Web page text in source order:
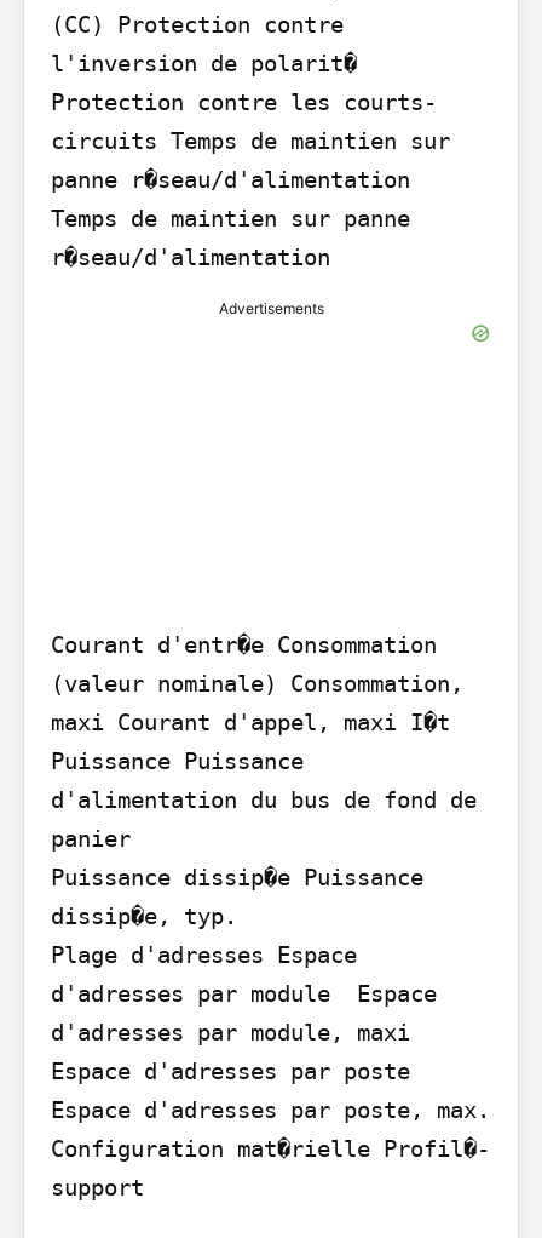
(CC) Protection contre
l'inversion de polarit�
Protection contre les courts-
circuits Temps de maintien sur
panne r�seau/d'alimentation
Temps de maintien sur panne
r�seau/d'alimentation
Advertisements
Courant d'entr�e Consommation
(valeur nominale) Consommation,
maxi Courant d'appel, maxi I�t
Puissance Puissance
d'alimentation du bus de fond de
panier
Puissance dissip�e Puissance
dissip�e, typ.
Plage d'adresses Espace
d'adresses par module  Espace
d'adresses par module, maxi
Espace d'adresses par poste
Espace d'adresses par poste, max.
Configuration mat�rielle Profil�-
support